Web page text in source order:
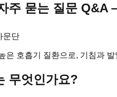
주 묻는 질문 Q&A
문단
은 호흡기 질환으로, 기침과
무엇인가요?